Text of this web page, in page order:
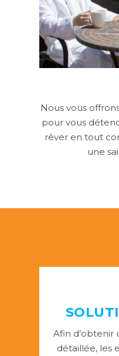
Nous vous
pour vous
rêver en tout
une
Afin d’obtenir
détaillée, les